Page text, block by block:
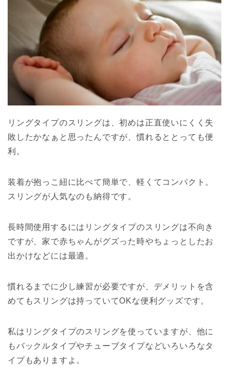
リングタイプのスリングは、初めは正直使いにくく失
敗したかなぁと思ったんですが、慣れるととっても便
利。
装着が抱っこ紐に比べて簡単で、軽くてコンパクト。
スリングが人気なのも納得です。
長時間使用するにはリングタイプのスリングは不向き
ですが、家で赤ちゃんがグズった時やちょっとしたお
出かけなどには最適。
慣れるまでに少し練習が必要ですが、デメリットを含
めてもスリングは持っていてOKな便利グッズです。
私はリングタイプのスリングを使っていますが、他に
もバックルタイプやチューブタイプなどいろいろなタ
イプもありますよ。